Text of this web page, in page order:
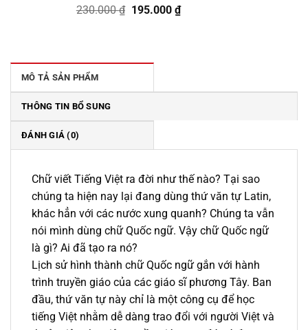
230.000₫ Giá
195.000 ₫Giá
MÔ TẢ SẢN PHẨM
THÔNG TIN BỔ SUNG
ĐÁNH GIÁ (0)
Chữ viết Tiếng Việt ra đời như thế nào? Tại sao
chúng ta hiện nay lại đang dùng thứ văn tự Latin,
khác hẳn với các nước xung quanh? Chúng ta vẫn
nói mình dùng chữ Quốc ngữ. Vậy chữ Quốc ngữ
là gì? Ai đã tạo ra nó?
Lịch sử hình thành chữ Quốc ngữ gắn với hành
trình truyền giáo của các giáo sĩ phương Tây. Ban
đầu, thứ văn tự này chỉ là một công cụ để học
tiếng Việt nhằm dễ dàng trao đổi với người Việt và